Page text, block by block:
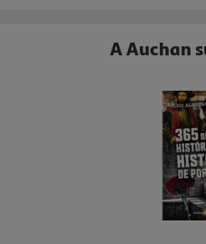
A Auchan